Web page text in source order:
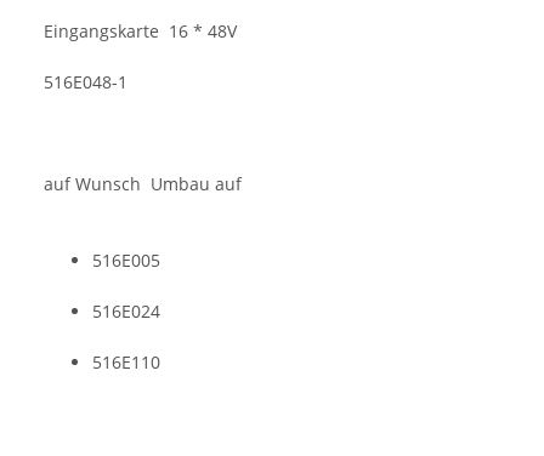
Eingangskarte 16 * 48V
516E048-1
auf Wunsch Umbau auf
516E005
516E024
516E110